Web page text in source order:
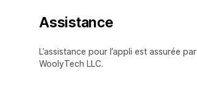
Assistance
L’assistance pour l’appli est assurée par
WoolyTech LLC.